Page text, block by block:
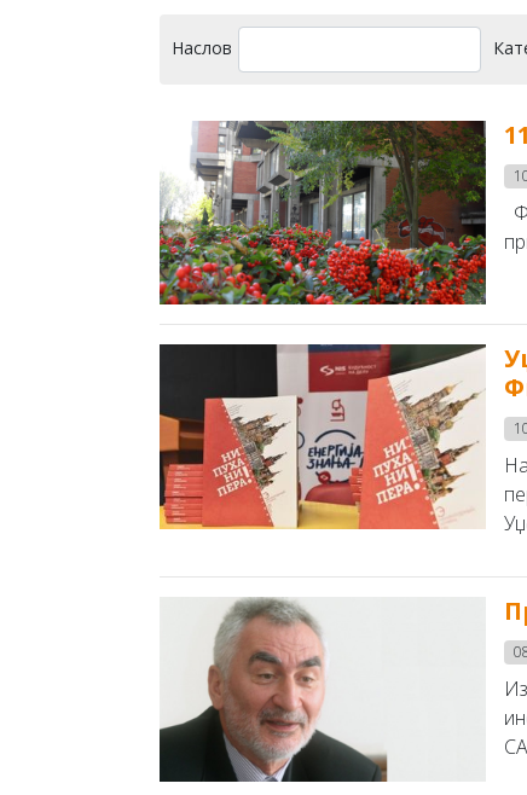
Наслов